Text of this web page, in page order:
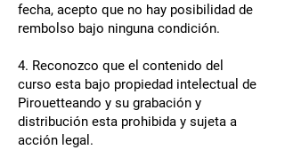
fecha, acepto que no hay posibilidad de
rembolso bajo ninguna condición.
4. Reconozco que el contenido del
curso esta bajo propiedad intelectual de
Pirouetteando y su grabación y
distribución esta prohibida y sujeta a
acción legal.